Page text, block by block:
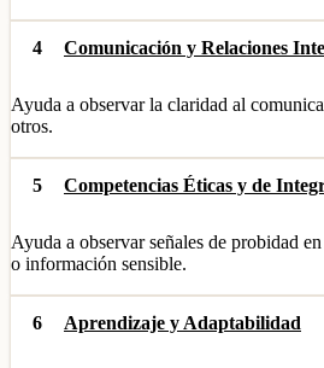
4 Comunicación y Relaciones
Ayuda a observar la claridad al
otros.
5 Competencias Éticas y de
Ayuda a observar señales de probidad
o información sensible.
6 Aprendizaje y Adaptabilidad